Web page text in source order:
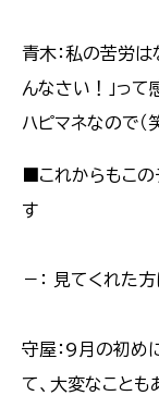
青木：私の苦労は
んなさい！」って
ハピマネなので（笑
■これからもこ
す
－： 見てくれた
守屋：9月の初め
て、大変なこと